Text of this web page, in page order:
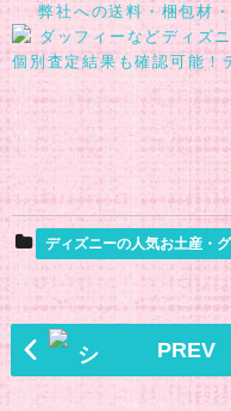
弊社への送料・梱包材
個別査定結果も確認可能！
ディズニーの人気お土産・
PREV